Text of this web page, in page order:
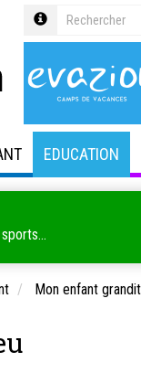
EDUCATION
Mon enfant grandit